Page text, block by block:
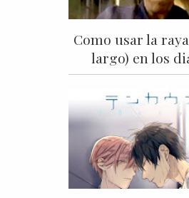
Como usar la
largo) en los